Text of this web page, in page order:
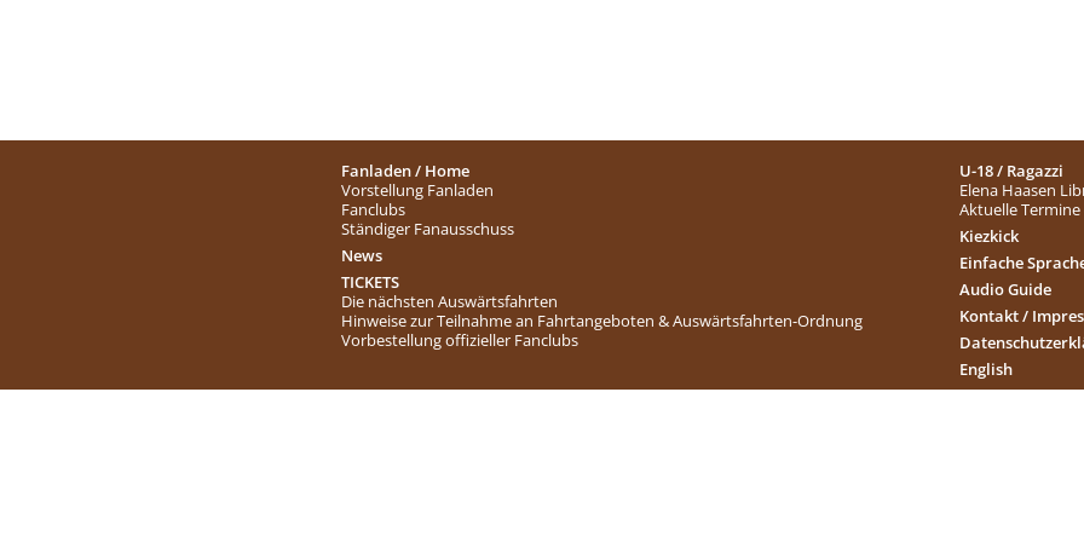
Fanladen / Home
Vorstellung Fanladen
Fanclubs
Ständiger Fanausschuss
News
TICKETS
Die nächsten Auswärtsfahrten
Hinweise zur Teilnahme an Fahrtangeboten & Auswärtsfahrten-Ordnung
Vorbestellung offizieller Fanclubs
U-18 / Ragazzi
Elena Haasen
Aktuelle Termine
Kiezkick
Einfache
Audio Guide
Kontakt /
English